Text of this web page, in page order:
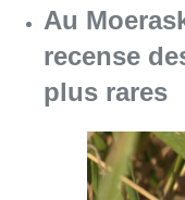
Au
recense
plus rares